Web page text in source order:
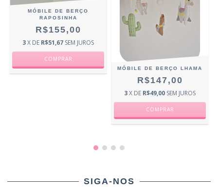
MÓBILE DE BERÇO
RAPOSINHA
R$155,00
3X DE R$51,67 SEM JUROS
MÓBILE DE BERÇO LHAMA
R$147,00
3X DE R$49,00 SEM JUROS
SIGA-NOS